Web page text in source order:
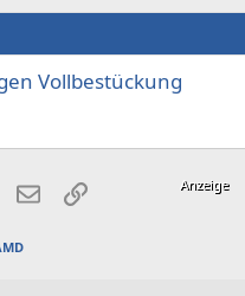
Vollbestückung
E-MailLink